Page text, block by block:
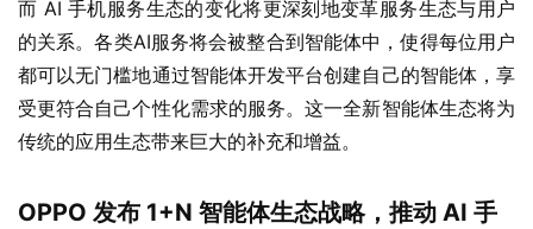
而 AI 手机服务生态的变化将更深刻地变革服务生态与用户
的关系。各类AI服务将会被整合到智能体中，使得每位用户
都可以无门槛地通过智能体开发平台创建自己的智能体，享
受更符合自己个性化需求的服务。这一全新智能体生态将为
传统的应用生态带来巨大的补充和增益。
OPPO 发布 1+N 智能体生态战略，推动 AI 手